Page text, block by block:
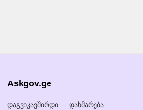
Askgov.ge
დაგვიკავშირდი
დახმარება